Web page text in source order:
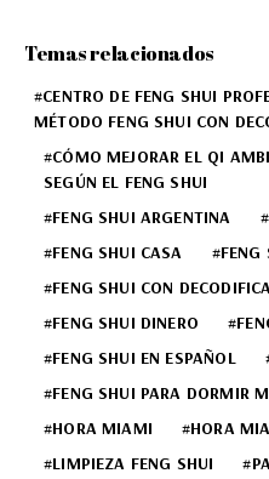
Temas relacionados
CENTRO DE FENG SHUI
MÉTODO FENG SHUI CON
CÓMO MEJORAR EL QI
SEGÚN EL FENG SHUI
FENG SHUI ARGENTINA
FENG SHUI CASA
FENG
FENG SHUI CON
FENG SHUI DINERO
FENG SHUI EN ESPAÑOL
FENG SHUI PARA DORMIR
HORA MIAMI
HORA
LIMPIEZA FENG SHUI